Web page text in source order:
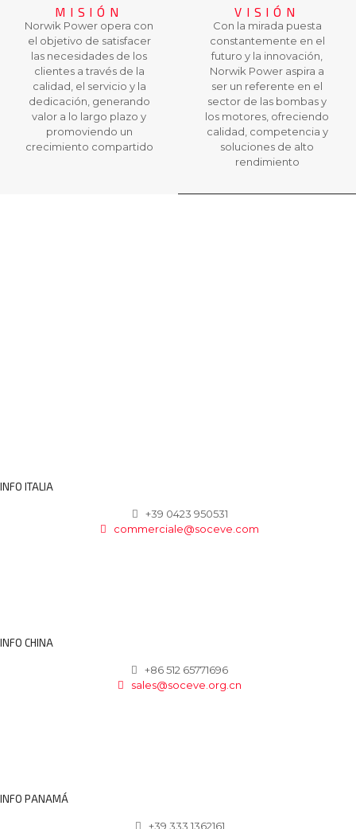
MISIÓN
Norwik Power opera con
el objetivo de satisfacer
las necesidades de los
clientes a través de la
calidad, el servicio y la
dedicación, generando
valor a lo largo plazo y
promoviendo un
crecimiento compartido
VISIÓN
Con la mirada puesta
constantemente en el
futuro y la innovación,
Norwik Power aspira a
ser un referente en el
sector de las bombas y
los motores, ofreciendo
calidad, competencia y
soluciones de alto
rendimiento
INFO ITALIA
+39 0423 950531
commerciale@soceve.com
INFO CHINA
+86 512 65771696
sales@soceve.org.cn
INFO PANAMÁ
+39 333 1362161